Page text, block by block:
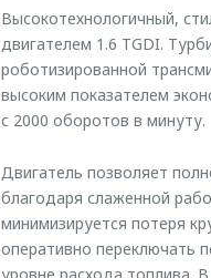
Высокотехнологичный,
двигателем 1.6 TGDI.
роботизированной
высоким показателем
с 2000 оборотов в минуту.
Двигатель позволяет
благодаря слаженной
минимизируется потеря
оперативно переключать